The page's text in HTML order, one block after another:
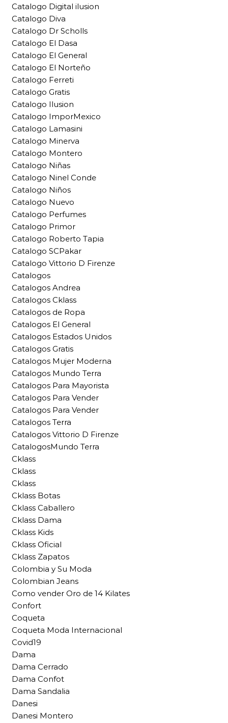
Catalogo Digital ilusion
Catalogo Diva
Catalogo Dr Scholls
Catalogo El Dasa
Catalogo El General
Catalogo El Norteño
Catalogo Ferreti
Catalogo Gratis
Catalogo Ilusion
Catalogo ImporMexico
Catalogo Lamasini
Catalogo Minerva
Catalogo Montero
Catalogo Niñas
Catalogo Ninel Conde
Catalogo Niños
Catalogo Nuevo
Catalogo Perfumes
Catalogo Primor
Catalogo Roberto Tapia
Catalogo SCPakar
Catalogo Vittorio D Firenze
Catalogos
Catalogos Andrea
Catalogos Cklass
Catalogos de Ropa
Catalogos El General
Catalogos Estados Unidos
Catalogos Gratis
Catalogos Mujer Moderna
Catalogos Mundo Terra
Catalogos Para Mayorista
Catalogos Para Vender
Catalogos Para Vender
Catalogos Terra
Catalogos Vittorio D Firenze
CatalogosMundo Terra
Cklass
Cklass
Cklass
Cklass Botas
Cklass Caballero
Cklass Dama
Cklass Kids
Cklass Oficial
Cklass Zapatos
Colombia y Su Moda
Colombian Jeans
Como vender Oro de 14 Kilates
Confort
Coqueta
Coqueta Moda Internacional
Covid19
Dama
Dama Cerrado
Dama Confot
Dama Sandalia
Danesi
Danesi Montero